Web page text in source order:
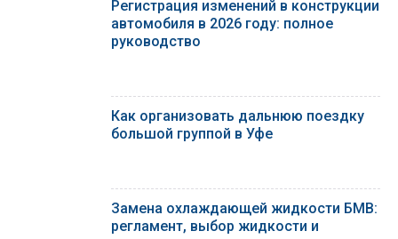
Регистрация изменений в конструкции
автомобиля в 2026 году: полное
руководство
Как организовать дальнюю поездку
большой группой в Уфе
Замена охлаждающей жидкости БМВ:
регламент, выбор жидкости и